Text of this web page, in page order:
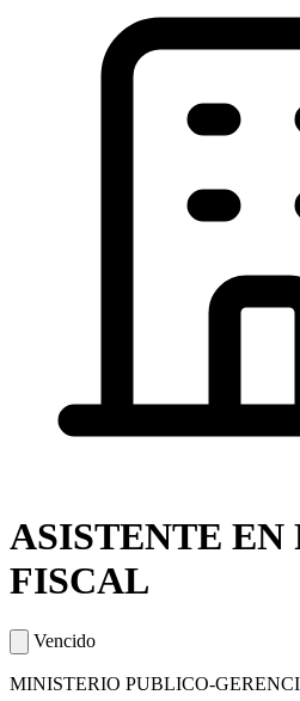
ASISTENTE EN
FISCAL
Vencido
MINISTERIO PUBLICO-